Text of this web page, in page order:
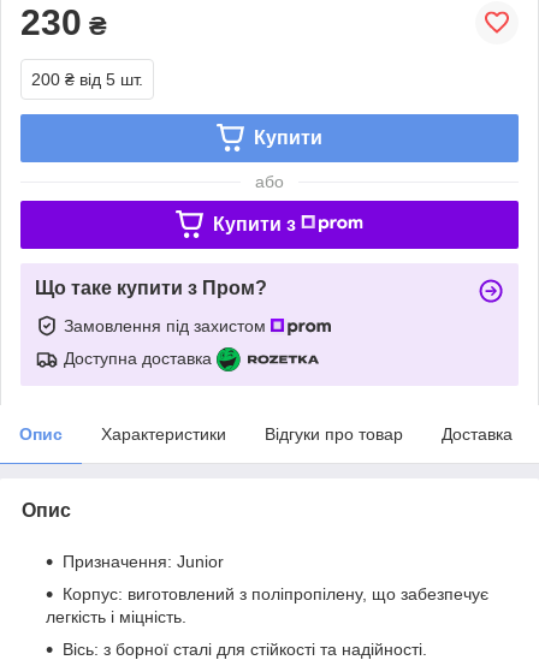
230 ₴
200 ₴ від 5 шт.
Купити
або
Купити з
Що таке купити з Пром?
Замовлення під захистом
Доступна доставка
Опис Характеристики Відгуки про товар Доставка
Опис
Призначення: Junior
Корпус: виготовлений з поліпропілену, що забезпечує
легкість і міцність.
Вісь: з борної сталі для стійкості та надійності.